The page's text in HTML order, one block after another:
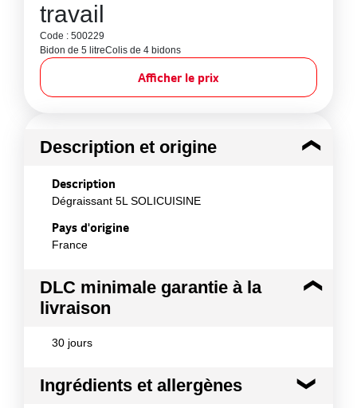
travail
Code : 500229
Bidon de 5 litreColis de 4 bidons
Afficher le prix
Description et origine
Description
Dégraissant 5L SOLICUISINE
Pays d'origine
France
DLC minimale garantie à la
livraison
30 jours
Ingrédients et allergènes